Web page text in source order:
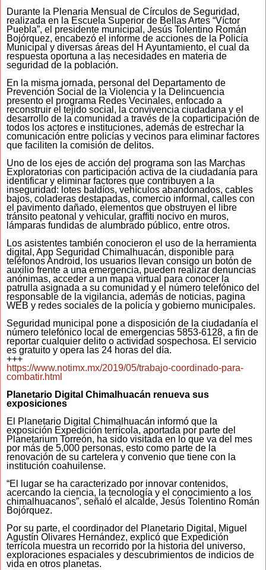
Durante la Plenaria Mensual de Círculos de Seguridad,
realizada en la Escuela Superior de Bellas Artes “Víctor
Puebla”, el presidente municipal, Jesús Tolentino Román
Bojórquez, encabezó el informe de acciones de la Policía
Municipal y diversas áreas del H Ayuntamiento, el cual da
respuesta oportuna a las necesidades en materia de
seguridad de la población.
En la misma jornada, personal del Departamento de
Prevención Social de la Violencia y la Delincuencia
presento el programa Redes Vecinales, enfocado a
reconstruir el tejido social, la convivencia ciudadana y el
desarrollo de la comunidad a través de la coparticipación de
todos los actores e instituciones, además de estrechar la
comunicación entre policías y vecinos para eliminar factores
que faciliten la comisión de delitos.
Uno de los ejes de acción del programa son las Marchas
Exploratorias con participación activa de la ciudadanía para
identificar y eliminar factores que contribuyen a la
inseguridad: lotes baldíos, vehículos abandonados, cables
bajos, coladeras destapadas, comercio informal, calles con
el pavimento dañado, elementos que obstruyen el libre
tránsito peatonal y vehicular, graffiti nocivo en muros,
lámparas fundidas de alumbrado público, entre otros.
Los asistentes también conocieron el uso de la herramienta
digital, App Seguridad Chimalhuacán, disponible para
teléfonos Android, los usuarios llevan consigo un botón de
auxilio frente a una emergencia, pueden realizar denuncias
anónimas, acceder a un mapa virtual para conocer la
patrulla asignada a su comunidad y el número telefónico del
responsable de la vigilancia, además de noticias, pagina
WEB y redes sociales de la policía y gobierno municipales.
Seguridad municipal pone a disposición de la ciudadanía el
número telefónico local de emergencias 5853-6128, a fin de
reportar cualquier delito o actividad sospechosa. El servicio
es gratuito y opera las 24 horas del día.
+++
https://www.notimx.mx/2019/05/trabajo-coordinado-para-
combatir.html
Planetario Digital Chimalhuacán renueva sus
exposiciones
El Planetario Digital Chimalhuacán informó que la
exposición Expedición terrícola, aportada por parte del
Planetarium Torreón, ha sido visitada en lo que va del mes
por más de 5,000 personas, esto como parte de la
renovación de su cartelera y convenio que tiene con la
institución coahuilense.
“El lugar se ha caracterizado por innovar contenidos,
acercando la ciencia, la tecnología y el conocimiento a los
chimalhuacanos”, señaló el alcalde, Jesús Tolentino Román
Bojórquez.
Por su parte, el coordinador del Planetario Digital, Miguel
Agustín Olivares Hernández, explicó que Expedición
terrícola muestra un recorrido por la historia del universo,
exploraciones espaciales y descubrimientos de indicios de
vida en otros planetas.